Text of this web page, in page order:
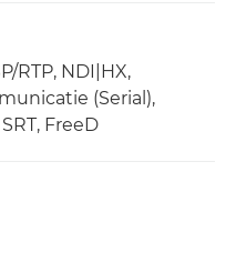
RTP, NDI|HX,
(Serial),
FreeD